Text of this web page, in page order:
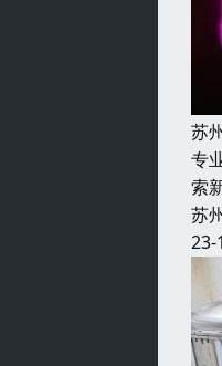
苏
专
索
苏
23-